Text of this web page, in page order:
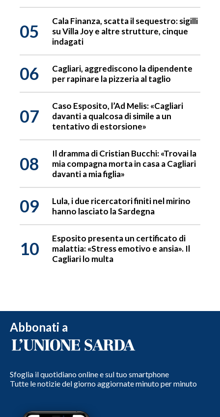
05
Cala Finanza, scatta il sequestro: sigilli
su Villa Joy e altre strutture, cinque
indagati
06
Cagliari, aggrediscono la dipendente
per rapinare la pizzeria al taglio
07
Caso Esposito, l’Ad Melis: «Cagliari
davanti a qualcosa di simile a un
tentativo di estorsione»
08
Il dramma di Cristian Bucchi: «Trovai la
mia compagna morta in casa a Cagliari
davanti a mia figlia»
09
Lula, i due ricercatori finiti nel mirino
hanno lasciato la Sardegna
10
Esposito presenta un certificato di
malattia: «Stress emotivo e ansia». Il
Cagliari lo multa
Abbonati a
Sfoglia il quotidiano online e sul tuo smartphone
Tutte le notizie del giorno aggiornate minuto per minuto